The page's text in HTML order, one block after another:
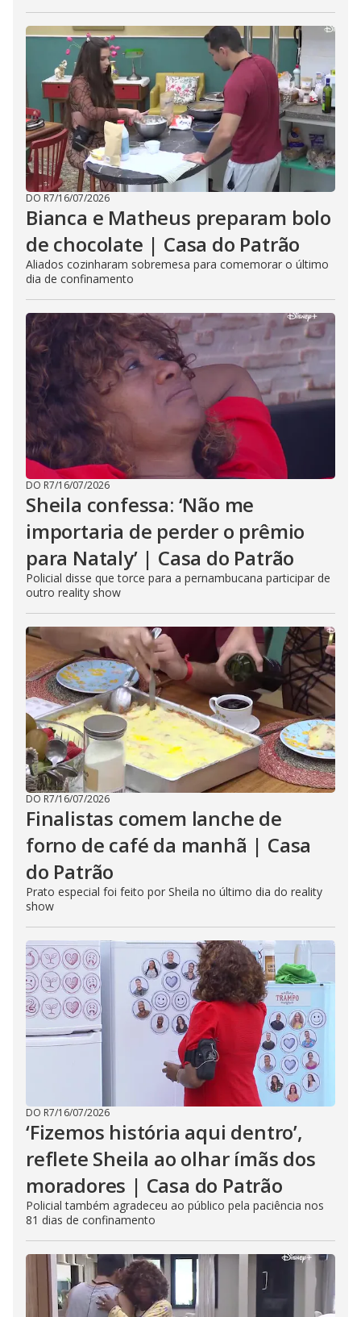
DO R7/16/07/2026
Bianca e Matheus preparam bolo
de chocolate | Casa do Patrão
Aliados cozinharam sobremesa para comemorar o último
dia de confinamento
DO R7/16/07/2026
Sheila confessa: ‘Não me
importaria de perder o prêmio
para Nataly’ | Casa do Patrão
Policial disse que torce para a pernambucana participar de
outro reality show
DO R7/16/07/2026
Finalistas comem lanche de
forno de café da manhã | Casa
do Patrão
Prato especial foi feito por Sheila no último dia do reality
show
DO R7/16/07/2026
‘Fizemos história aqui dentro’,
reflete Sheila ao olhar ímãs dos
moradores | Casa do Patrão
Policial também agradeceu ao público pela paciência nos
81 dias de confinamento